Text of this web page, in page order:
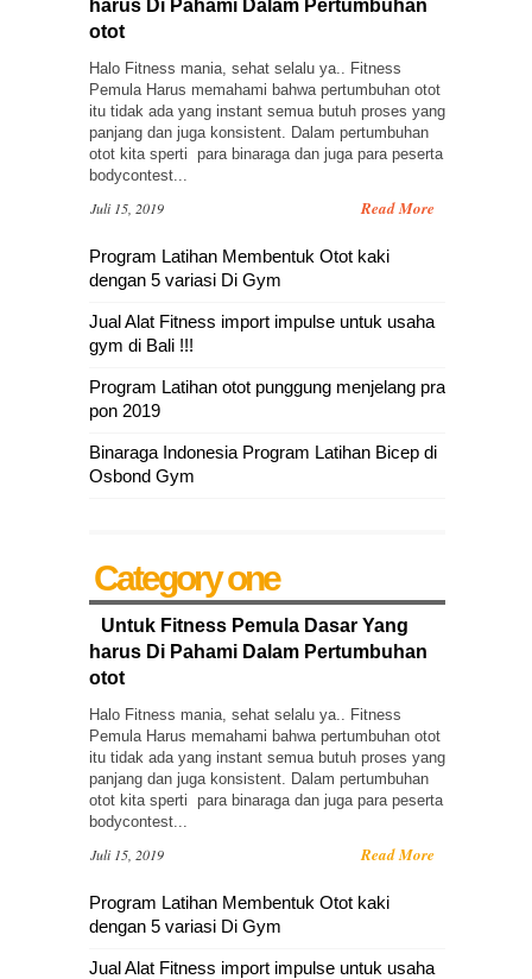
harus Di Pahami Dalam Pertumbuhan
otot
Halo Fitness mania, sehat selalu ya.. Fitness
Pemula Harus memahami bahwa pertumbuhan otot
itu tidak ada yang instant semua butuh proses yang
panjang dan juga konsistent. Dalam pertumbuhan
otot kita sperti para binaraga dan juga para peserta
bodycontest...
Juli 15, 2019 Read More
Program Latihan Membentuk Otot kaki
dengan 5 variasi Di Gym
Jual Alat Fitness import impulse untuk usaha
gym di Bali !!!
Program Latihan otot punggung menjelang pra
pon 2019
Binaraga Indonesia Program Latihan Bicep di
Osbond Gym
Category one
Untuk Fitness Pemula Dasar Yang
harus Di Pahami Dalam Pertumbuhan
otot
Halo Fitness mania, sehat selalu ya.. Fitness
Pemula Harus memahami bahwa pertumbuhan otot
itu tidak ada yang instant semua butuh proses yang
panjang dan juga konsistent. Dalam pertumbuhan
otot kita sperti para binaraga dan juga para peserta
bodycontest...
Juli 15, 2019 Read More
Program Latihan Membentuk Otot kaki
dengan 5 variasi Di Gym
Jual Alat Fitness import impulse untuk usaha